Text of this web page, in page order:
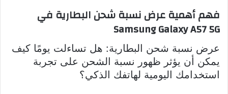
فهم أهمية عرض نسبة شحن البطارية في
Samsung Galaxy A57 5G
عرض نسبة شحن البطارية: هل تساءلت يومًا كيف
يمكن أن يؤثر ظهور نسبة الشحن على تجربة
استخدامك اليومية لهاتفك الذكي؟